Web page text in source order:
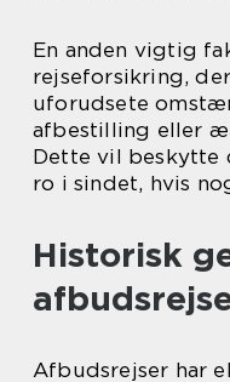
En anden vigtig
rejseforsikring,
uforudsete
afbestilling eller
Dette vil beskytte
ro i sindet, hvis
Historisk
Afbudsrejser har